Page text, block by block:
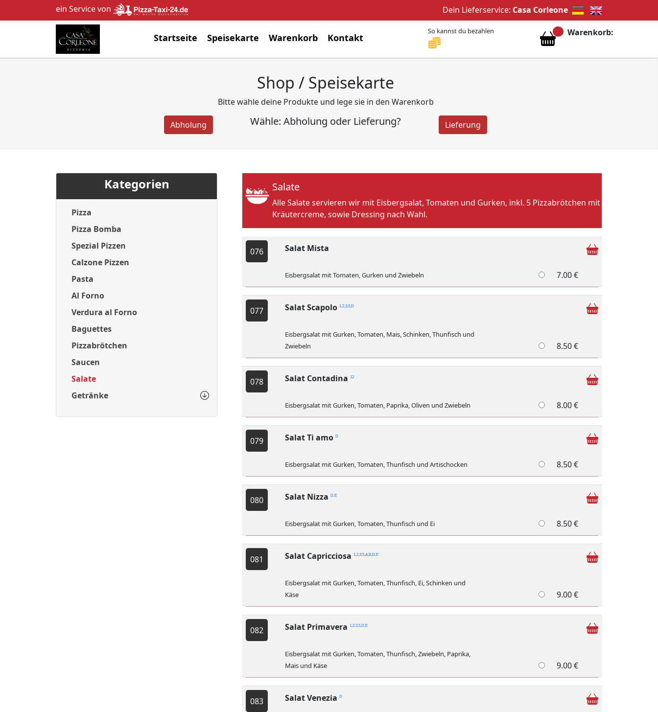
ein Service von Dein Lieferservice: Casa Corleone
Startseite Speisekarte Warenkorb Kontakt
So kannst du bezahlen Warenkorb:
Shop / Speisekarte
Bitte wähle deine Produkte und lege sie in den Warenkorb
Abholung Wähle: Abholung oder Lieferung? Lieferung
Kategorien
Pizza
Pizza Bomba
Spezial Pizzen
Calzone Pizzen
Pasta
Al Forno
Verdura al Forno
Baguettes
Pizzabrötchen
Saucen
Salate
Getränke
Salate
Alle Salate servieren wir mit Eisbergsalat, Tomaten und Gurken, inkl. 5 Pizzabrötchen mit
Kräutercreme, sowie Dressing nach Wahl.
076 Salat Mista
Eisbergsalat mit Tomaten, Gurken und Zwiebeln 7.00 €
077 Salat Scapolo 1,2,3,5,D
Eisbergsalat mit Gurken, Tomaten, Mais, Schinken, Thunfisch und
Zwiebeln
8.50 €
078 Salat Contadina 12
Eisbergsalat mit Gurken, Tomaten, Paprika, Oliven und Zwiebeln 8.00 €
079 Salat Ti amo D
Eisbergsalat mit Gurken, Tomaten, Thunfisch und Artischocken 8.50 €
080 Salat Nizza D,E
Eisbergsalat mit Gurken, Tomaten, Thunfisch und Ei 8.50 €
081 Salat Capricciosa 1,2,3,5,A,B,D,E
Eisbergsalat mit Gurken, Tomaten, Thunfisch, Ei, Schinken und
Käse
9.00 €
082 Salat Primavera 1,2,3,5,D,E
Eisbergsalat mit Gurken, Tomaten, Thunfisch, Zwiebeln, Paprika,
Mais und Käse
9.00 €
083 Salat Venezia D